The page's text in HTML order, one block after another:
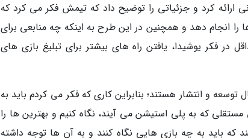
سونی ارائه کرد و جزئیاتی را توضیح داد که تیمش فکر می کرد که
انجام دهد و همچنین در این طرح به اینکه چه منابعی برای
در فکر یوشیدا، یافتن راه های بیشتر برای تبلیغ بازی های
و انتشار هستند؛ بنابراین کاری که فکر می کردم باید به
که به پلی استیشن می آیند، نگاه کنیم و بهترین ها را
که باید به چه بازی هایی نگاه کنند و به آن ها توجه داشته